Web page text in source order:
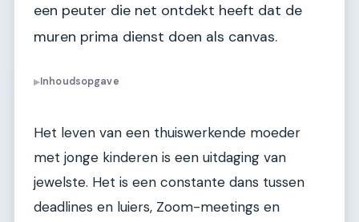
een peuter die net ontdekt heeft dat de
muren prima dienst doen als canvas.
▶Inhoudsopgave
Het leven van een thuiswerkende moeder
met jonge kinderen is een uitdaging van
jewelste. Het is een constante dans tussen
deadlines en luiers, Zoom-meetings en